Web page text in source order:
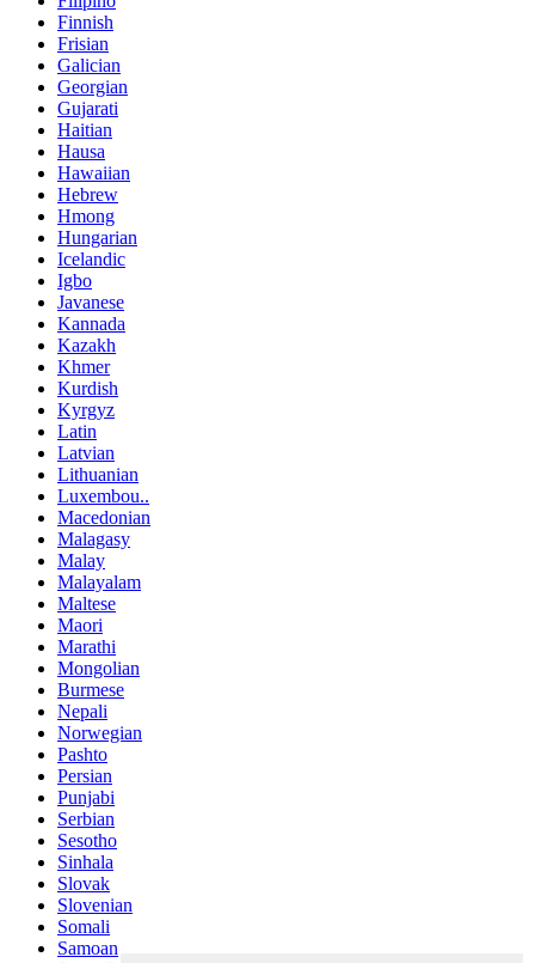
Finnish
Frisian
Galician
Georgian
Gujarati
Haitian
Hausa
Hawaiian
Hebrew
Hmong
Hungarian
Icelandic
Igbo
Javanese
Kannada
Kazakh
Khmer
Kurdish
Kyrgyz
Latin
Latvian
Lithuanian
Luxembou..
Macedonian
Malagasy
Malay
Malayalam
Maltese
Maori
Marathi
Mongolian
Burmese
Nepali
Norwegian
Pashto
Persian
Punjabi
Serbian
Sesotho
Sinhala
Slovak
Slovenian
Somali
Samoan